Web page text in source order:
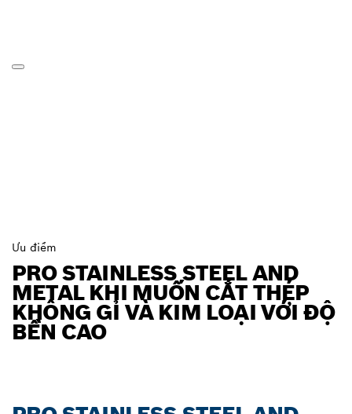
Ưu điểm
PRO STAINLESS STEEL AND
METAL KHI MUỐN CẮT THÉP
KHÔNG GỈ VÀ KIM LOẠI VỚI ĐỘ
BỀN CAO